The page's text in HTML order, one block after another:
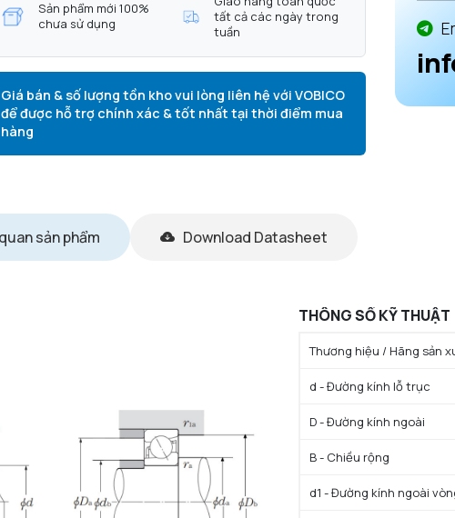
Sản phẩm mới 100%
chưa sử dụng
tất cả các ngày trong
tuần
Giá bán & số lượng tồn kho vui lòng liên hệ với VOBICO
để được hỗ trợ chính xác & tốt nhất tại thời điểm mua
hàng
sản phẩm Download Datasheet
THÔNG SỐ KỸ THUẬT
Thương hiệu / Hãng sản
d - Đường kính lỗ trục
D - Đường kính ngoài
B - Chiều rộng
d1 - Đường kính ngoài